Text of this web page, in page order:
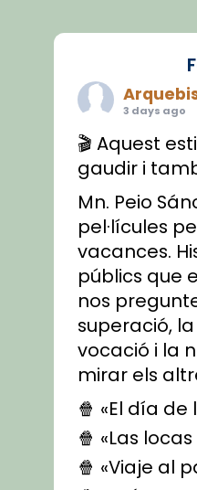
3 days ago
🎬 Aquest
gaudir i
Mn. Peio
pel·lícules
vacances.
públics que
nos
superació,
vocació i la
mirar els
🍿 «El día
🍿 «Las
🍿 «Viaje al